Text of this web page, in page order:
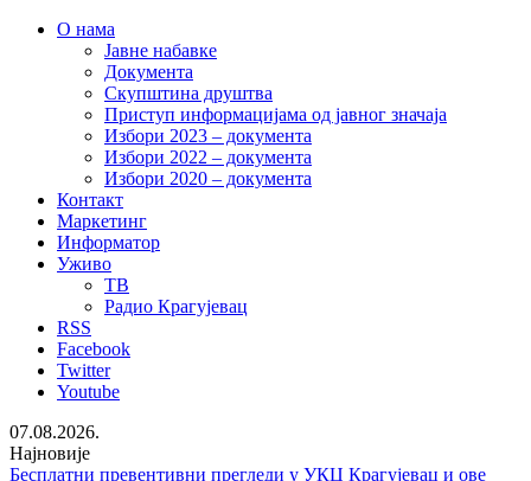
О нама
Јавне набавке
Документа
Скупштина друштва
Приступ информацијама од јавног значаја
Избори 2023 – документа
Избори 2022 – документа
Избори 2020 – документа
Контакт
Маркетинг
Информатор
Уживо
ТВ
Радио Крагујевац
RSS
Facebook
Twitter
Youtube
07.08.2026.
Најновије
Бесплатни превентивни прегледи у УКЦ Крагујевац и ове